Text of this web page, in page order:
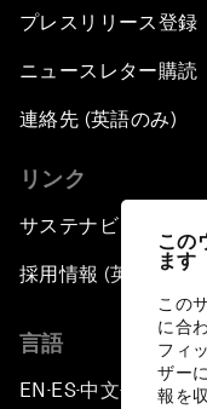
この
ます
この
に合
フィ
ザー
報を
プレスリリース登録
ニュースレター購読
連絡先 (英語のみ)
リンク
サステナビリティへ
採用情報 (英語のみ)
言語
EN ▪ES▪中文▪ 日本語